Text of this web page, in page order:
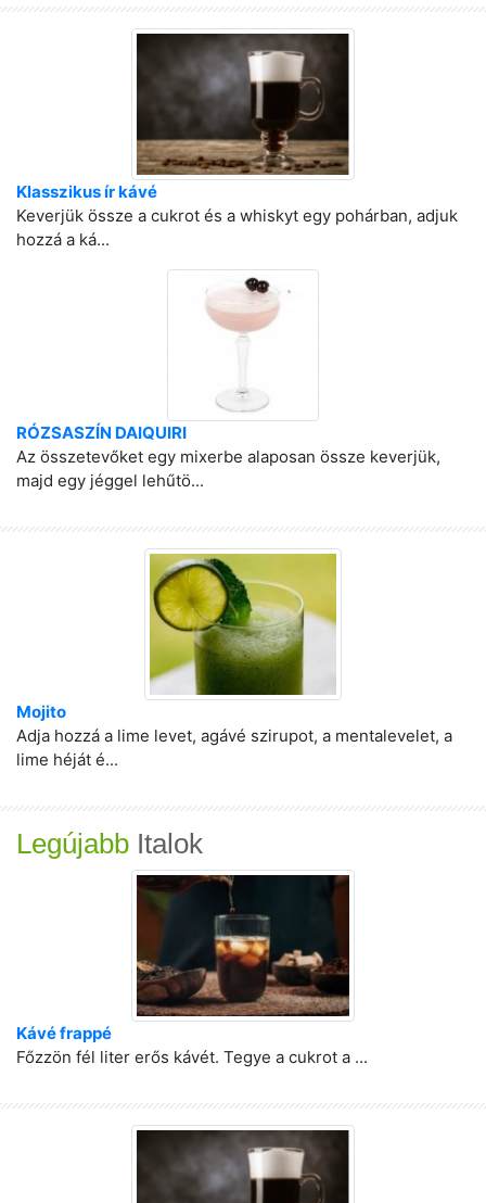
Klasszikus ír kávé
Keverjük össze a cukrot és a whiskyt egy pohárban, adjuk
hozzá a ká...
RÓZSASZÍN DAIQUIRI
Az összetevőket egy mixerbe alaposan össze keverjük,
majd egy jéggel lehűtö...
Mojito
Adja hozzá a lime levet, agávé szirupot, a mentalevelet, a
lime héját é...
Legújabb Italok
Kávé frappé
Főzzön fél liter erős kávét. Tegye a cukrot a ...